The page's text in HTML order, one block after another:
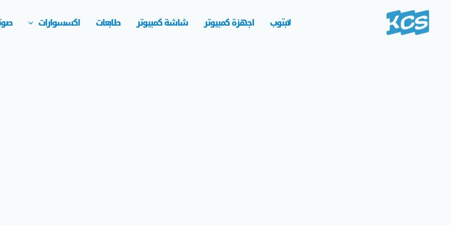
تخطي
المحتوى
لابتوب اجهزة كمبيوتر شاشة كمبيوتر طابعات اكسسوارات